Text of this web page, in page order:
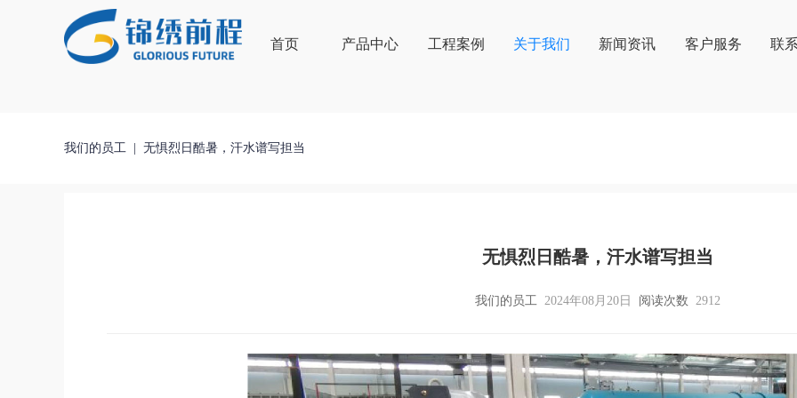
首页 产品中心 工程案例 关于我们 新闻资讯 客户服务 联
我们的员工 无惧烈日酷暑，汗水谱写担当
无惧烈日酷暑，汗水谱写担当
我们的员工 2024年08月20日 阅读次数 2912